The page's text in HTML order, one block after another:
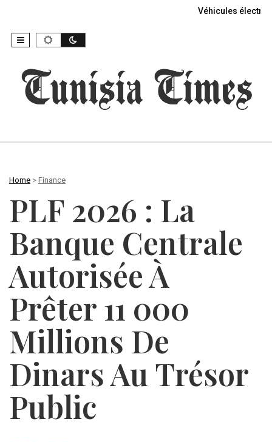
Véhicules
Home > Finance
PLF 2026 : La
Banque Centrale
Autorisée À
Prêter 11 000
Millions De
Dinars Au Trésor
Public